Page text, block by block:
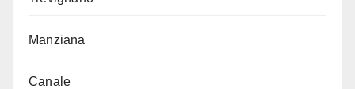
Manziana
Canale